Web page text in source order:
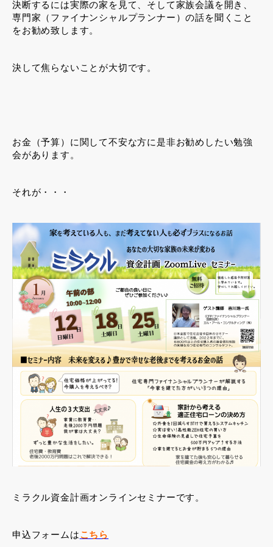
決断するには実際の家を見て、そして家族会議を開き、
専門家（ファイナンシャルプランナー）の話を聞くこと
をお勧め致します。
決して焦らないことが大切です。
お金（予算）に関して不安な方に是非お勧めしたい勉強
会があります。
それが・・・
ミラクル資金計画オンラインセミナーです。
申込フォームはこちら